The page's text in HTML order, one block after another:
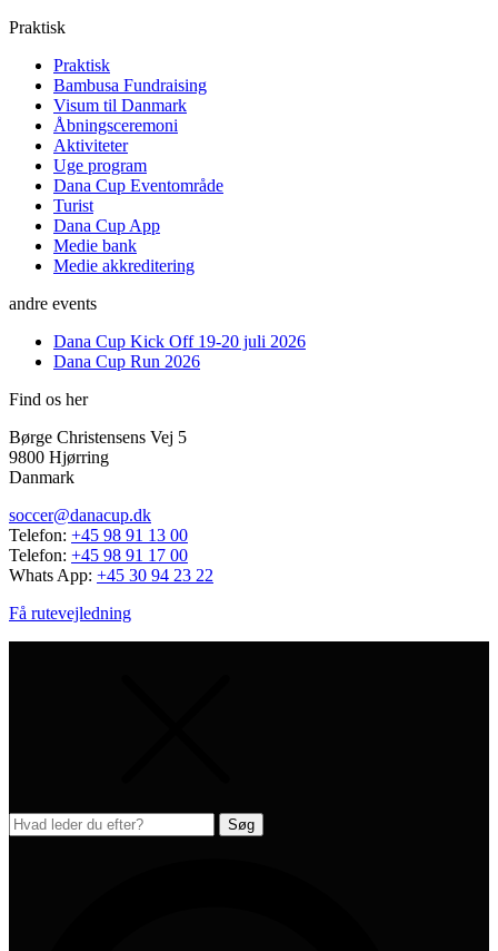
Praktisk
Praktisk
Bambusa Fundraising
Visum til Danmark
Åbningsceremoni
Aktiviteter
Uge program
Dana Cup Eventområde
Turist
Dana Cup App
Medie bank
Medie akkreditering
andre events
Dana Cup Kick Off 19-20 juli 2026
Dana Cup Run 2026
Find os her
Børge Christensens Vej 5
9800 Hjørring
Danmark
soccer@danacup.dk
Telefon: +45 98 91 13 00
Telefon: +45 98 91 17 00
Whats App: +45 30 94 23 22
Få rutevejledning